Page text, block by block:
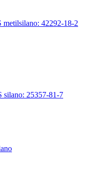
42292-18-2
silano: 25357-81-7